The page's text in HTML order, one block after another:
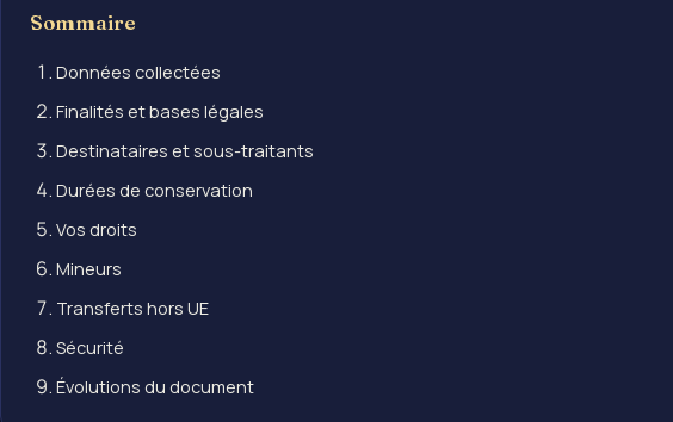
Sommaire
Données collectées
Finalités et bases légales
Destinataires et sous-traitants
Durées de conservation
Vos droits
Mineurs
Transferts hors UE
Sécurité
Évolutions du document